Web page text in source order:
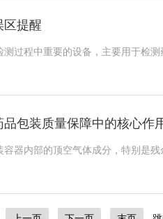
区提醒
过程中重要的设备，主要用于检测
包装质量保障中的核心作
器内部的顶空气体成分，特别是残